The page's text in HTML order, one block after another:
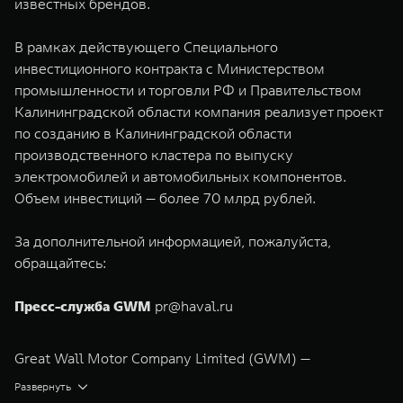
известных брендов.
В рамках действующего Специального
инвестиционного контракта с Министерством
промышленности и торговли РФ и Правительством
Калининградской области компания реализует проект
по созданию в Калининградской области
производственного кластера по выпуску
электромобилей и автомобильных компонентов.
Объем инвестиций — более 70 млрд рублей.
За дополнительной информацией, пожалуйста,
обращайтесь:
Пресс-служба GWM pr@haval.ru
Great Wall Motor Company Limited (GWM) —
глобальный производитель внедорожников,
Развернуть